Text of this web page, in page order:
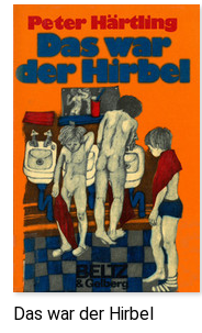
Das war der Hirbel